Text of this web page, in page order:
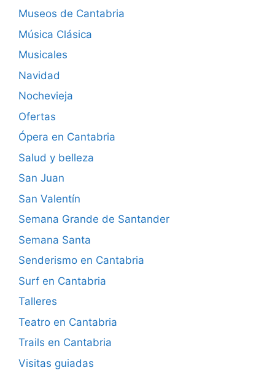
Museos de Cantabria
Música Clásica
Musicales
Navidad
Nochevieja
Ofertas
Ópera en Cantabria
Salud y belleza
San Juan
San Valentín
Semana Grande de Santander
Semana Santa
Senderismo en Cantabria
Surf en Cantabria
Talleres
Teatro en Cantabria
Trails en Cantabria
Visitas guiadas